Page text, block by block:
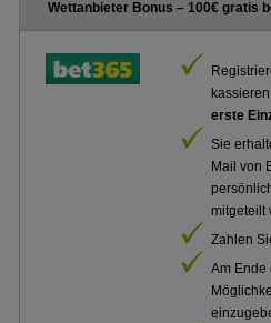
Wettanbieter Bonus – 100€ gratis
erste
Sie
Mail von
mitgeteilt
Zahlen
Am Ende